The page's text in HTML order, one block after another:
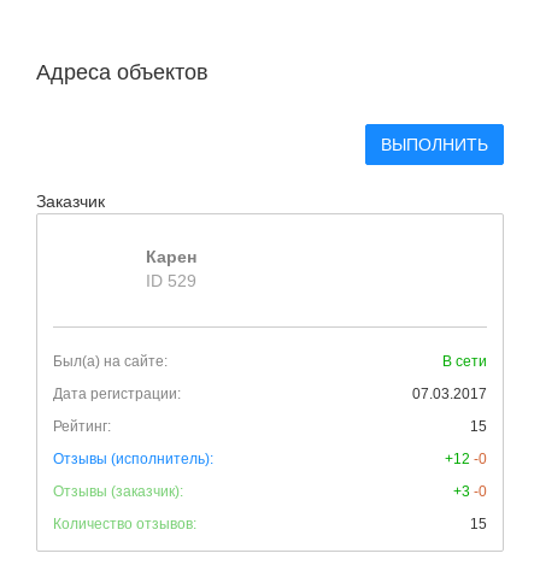
Адреса объектов
ВЫПОЛНИТЬ
Заказчик
Карен
ID 529
Был(а) на сайте:
В сети
Дата регистрации:
07.03.2017
Рейтинг:
15
Отзывы (исполнитель):
+12 -0
Отзывы (заказчик):
+3 -0
Количество отзывов:
15